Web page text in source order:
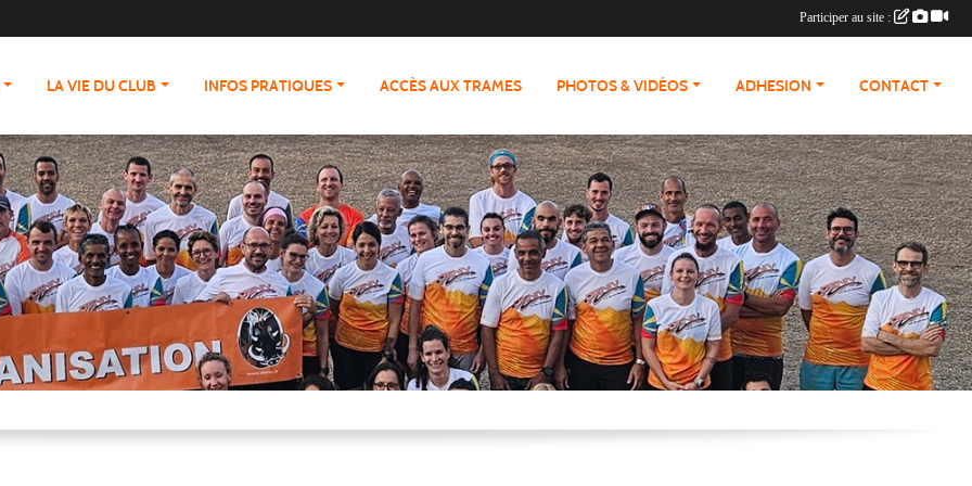
LA VIE DU CLUB INFOS PRATIQUES ACCÈS AUX TRAMES PHOTOS & VIDÉOS ADHESION CONTACT
Participer au site :